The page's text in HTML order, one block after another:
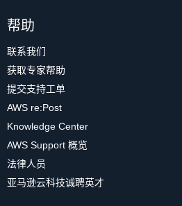
帮助
联系我们
获取专家帮助
提交支持工单
AWS re:Post
Knowledge Center
AWS Support 概览
法律人员
亚马逊云科技诚聘英才